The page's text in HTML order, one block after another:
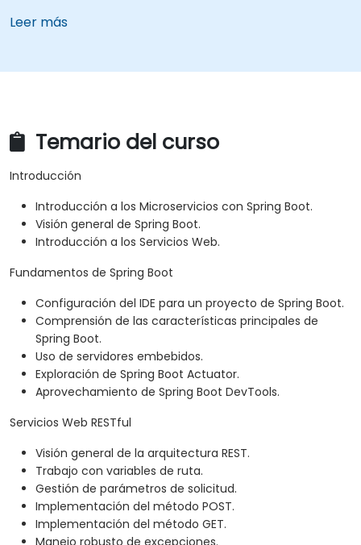
Leer más
Temario del curso
Introducción
Introducción a los Microservicios con Spring Boot.
Visión general de Spring Boot.
Introducción a los Servicios Web.
Fundamentos de Spring Boot
Configuración del IDE para un proyecto de Spring Boot.
Comprensión de las características principales de
Spring Boot.
Uso de servidores embebidos.
Exploración de Spring Boot Actuator.
Aprovechamiento de Spring Boot DevTools.
Servicios Web RESTful
Visión general de la arquitectura REST.
Trabajo con variables de ruta.
Gestión de parámetros de solicitud.
Implementación del método POST.
Implementación del método GET.